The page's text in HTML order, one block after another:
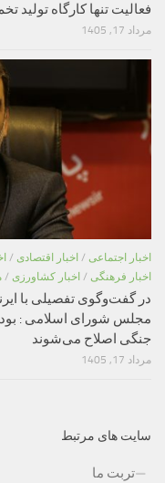
فعالیت تنها کارگاه
مرداد 17, 1405
اخبار اجتماعی / اخبار اقتصادی /
اخبار فرهنگی / اخبار کشاورزی /
در گفت‌وگوی تفصیلی با
جنگی اصلاح می‌شوند
مرداد 17, 1405
سایت های مرتبط
تربت ما